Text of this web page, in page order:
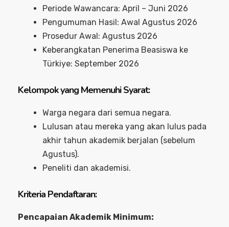
Periode Wawancara: April – Juni 2026
Pengumuman Hasil: Awal Agustus 2026
Prosedur Awal: Agustus 2026
Keberangkatan Penerima Beasiswa ke
Türkiye: September 2026
Kelompok yang Memenuhi Syarat:
Warga negara dari semua negara.
Lulusan atau mereka yang akan lulus pada
akhir tahun akademik berjalan (sebelum
Agustus).
Peneliti dan akademisi.
Kriteria Pendaftaran:
Pencapaian Akademik Minimum: